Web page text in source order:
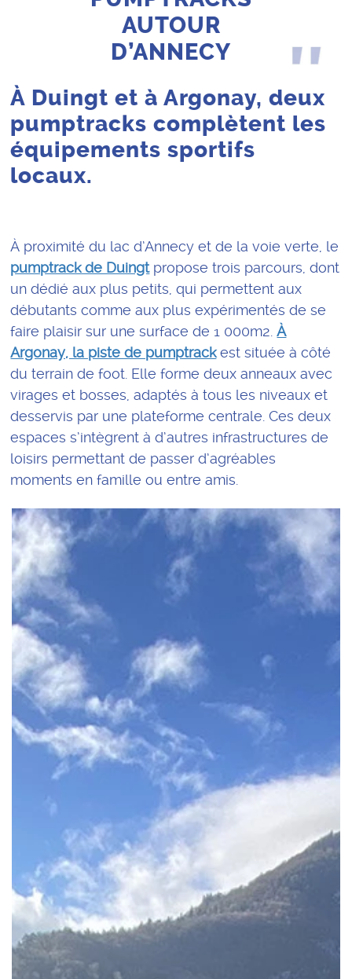
AUTOUR
D’ANNECY
À Duingt et à Argonay, deux
pumptracks complètent les
équipements sportifs
locaux.
À proximité du lac d’Annecy et de la voie verte, le
pumptrack de Duingtpropose trois parcours, dont
un dédié aux plus petits, qui permettent aux
débutants comme aux plus expérimentés de se
faire plaisir sur une surface de 1 000m2.À
Argonay, la piste de pumptrackest située à côté
du terrain de foot. Elle forme deux anneaux avec
virages et bosses, adaptés à tous les niveaux et
desservis par une plateforme centrale. Ces deux
espaces s’intègrent à d’autres infrastructures de
loisirs permettant de passer d’agréables
moments en famille ou entre amis.